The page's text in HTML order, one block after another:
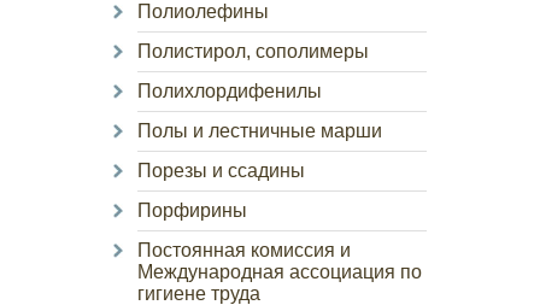
Полиолефины
Полистирол, сополимеры
Полихлордифенилы
Полы и лестничные марши
Порезы и ссадины
Порфирины
Постоянная комиссия и
Международная ассоциация по
гигиене труда